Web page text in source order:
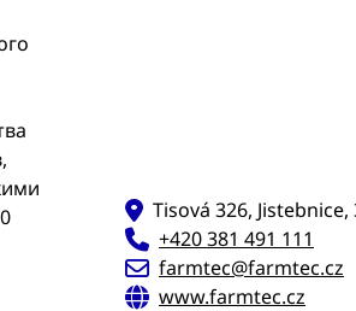
Tisová 326,
+420 381 491 111
farmtec@farmtec.cz
www.farmtec.cz